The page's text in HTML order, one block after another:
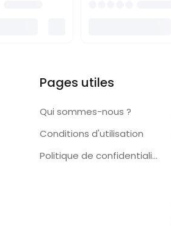
Pages utiles
Qui sommes-nous ?
Conditions d'utilisation
Politique de confidentialité